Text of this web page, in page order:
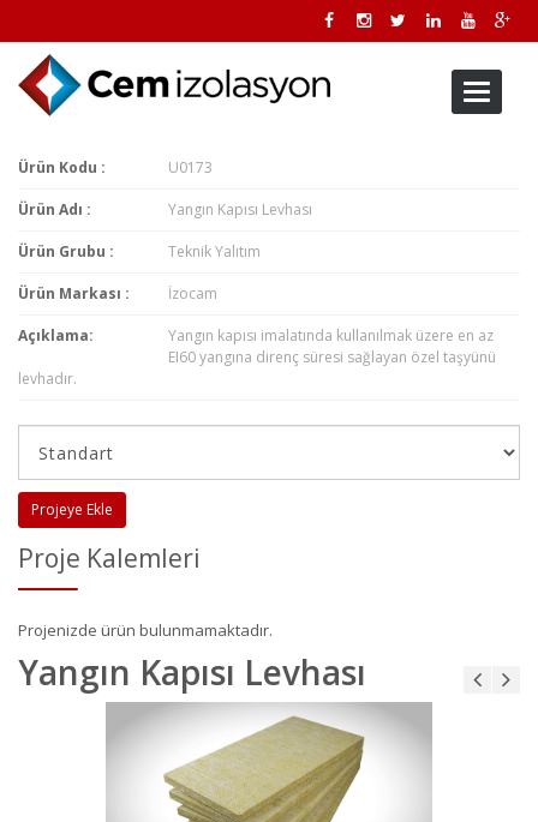
Toggle
Ürün Kodu : U0173
Ürün Adı : Yangın Kapısı Levhası
Ürün Grubu : Teknik Yalıtım
Ürün Markası : İzocam
Açıklama:
Yangın kapısı imalatında kullanılmak üzere en az
EI60 yangına direnç süresi sağlayan özel taşyünü
levhadır.
Projeye Ekle
Proje Kalemleri
Projenizde ürün bulunmamaktadır.
Yangın Kapısı Levhası